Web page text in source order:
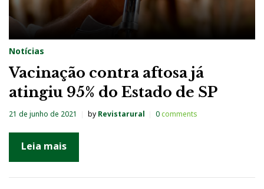
Notícias
Vacinação contra aftosa já
atingiu 95% do Estado de SP
21 de junho de 2021 by Revistarural 0comments
Leia mais